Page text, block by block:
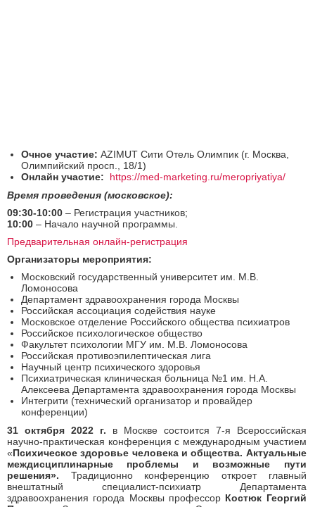
Очное участие: AZIMUT Сити Отель Олимпик (г. Москва,
Олимпийский просп., 18/1)
Онлайн участие:
https://med-marketing.ru/meropriyatiya/
Время проведения (московское):
09:30-10:00 – Регистрация участников;
10:00 – Начало научной программы.
Предварительная онлайн-регистрация
Организаторы мероприятия:
Московский государственный университет им. М.В.
Ломоносова
Департамент здравоохранения города Москвы
Российская ассоциация содействия науке
Московское отделение Российского общества психиатров
Российское психологическое общество
Факультет психологии МГУ им. М.В. Ломоносова
Российская противоэпилептическая лига
Научный центр психического здоровья
Психиатрическая клиническая больница №1 им. Н.А.
Алексеева Департамента здравоохранения города Москвы
Интегрити (технический организатор и провайдер
конференции)
31 октября 2022 г. в Москве состоится 7-я Всероссийская
научно-практическая конференция с международным участием
«Психическое здоровье человека и общества. Актуальные
междисциплинарные проблемы и возможные пути
решения». Традиционно конференцию откроет главный
внештатный специалист-психиатр Департамента
здравоохранения города Москвы профессор Костюк Георгий